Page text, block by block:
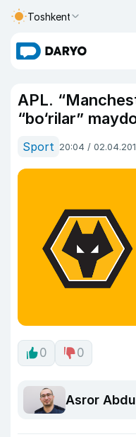
Toshkent
APL.
“bo‘rilar”
Sport 20:04 /
0 0
Asror